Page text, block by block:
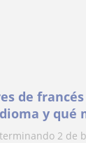
de
y
da
2